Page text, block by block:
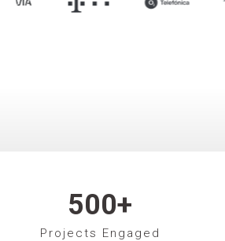
500+
Projects Engaged